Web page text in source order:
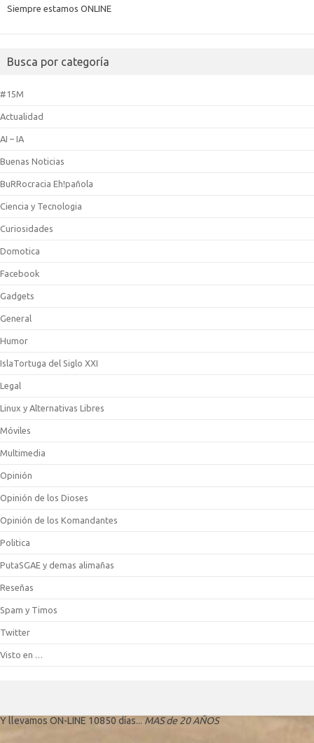
Siempre estamos ONLINE
Busca por categoría
#15M
Actualidad
AI – IA
Buenas Noticias
BuRRocracia Eh!pañola
Ciencia y Tecnologia
Curiosidades
Domotica
Facebook
Gadgets
General
Humor
IslaTortuga del Siglo XXI
Legal
Linux y Alternativas Libres
Móviles
Multimedia
Opinión
Opinión de los Dioses
Opinión de los Komandantes
Politica
PutaSGAE y demas alimañas
Reseñas
Spam y Timos
Twitter
Visto en …
Y llevamos ON-LINE 10850 días... MAS de 20 AÑOS